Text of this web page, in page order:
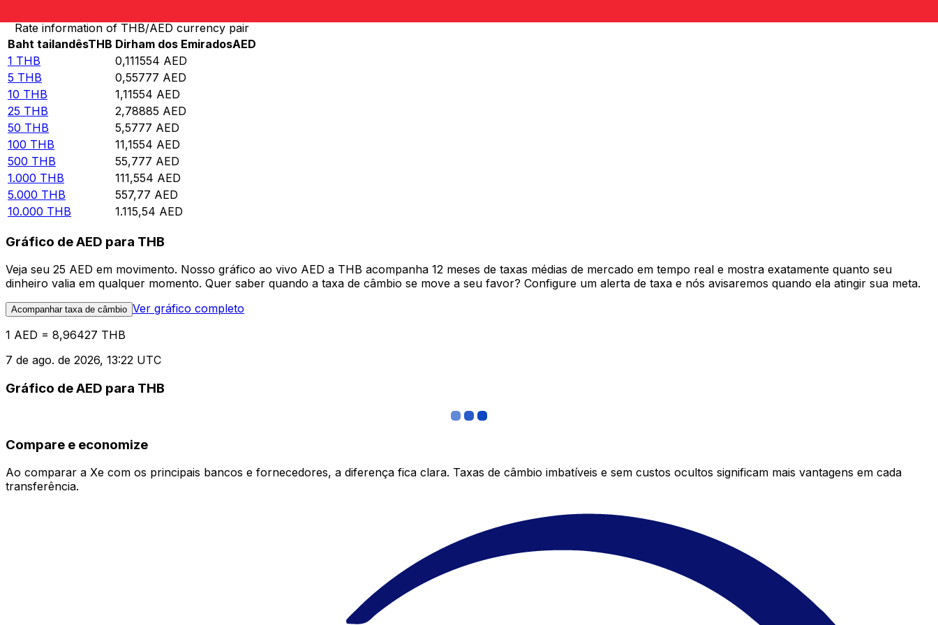
Rate information of THB/AED currency pair
Baht tailandêsTHB Dirham dos EmiradosAED
1 THB 0,111554 AED
5 THB 0,55777 AED
10 THB 1,11554 AED
25 THB 2,78885 AED
50 THB 5,5777 AED
100 THB 11,1554 AED
500 THB 55,777 AED
1.000 THB 111,554 AED
5.000 THB 557,77 AED
10.000 THB 1.115,54 AED
Gráfico de AED para THB
Veja seu 25 AED em movimento. Nosso gráfico ao vivo AED a THB acompanha 12 meses de taxas médias de mercado em tempo real e mostra exatamente quanto seu
dinheiro valia em qualquer momento. Quer saber quando a taxa de câmbio se move a seu favor? Configure um alerta de taxa e nós avisaremos quando ela atingir sua meta.
Acompanhar taxa de câmbio Ver gráfico completo
1 AED = 8,96427 THB
7 de ago. de 2026, 13:22 UTC
Gráfico de AED para THB
Compare e economize
Ao comparar a Xe com os principais bancos e fornecedores, a diferença fica clara. Taxas de câmbio imbatíveis e sem custos ocultos significam mais vantagens em cada
transferência.